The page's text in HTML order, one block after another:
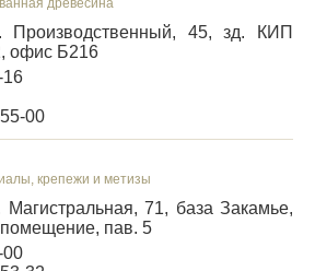
древесина
Производственный, 45, зд. КИП
офис Б216
16
00
крепежи и метизы
71, база Закамье,
помещение, пав. 5
00